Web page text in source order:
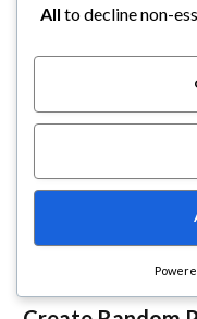
All to decline non-